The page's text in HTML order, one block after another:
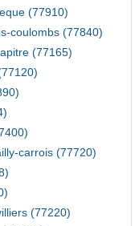
(77910)
coulombs (77840)
(77165)
carrois (77720)
(77220)